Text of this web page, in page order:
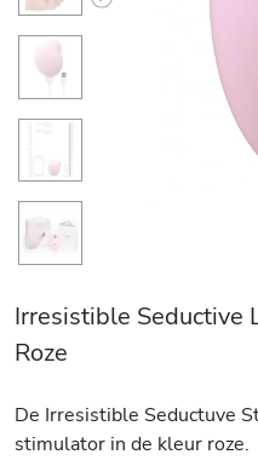
Previous
Irresistible Seductive
Roze
De Irresistible Seductuve
stimulator in de kleur roze.